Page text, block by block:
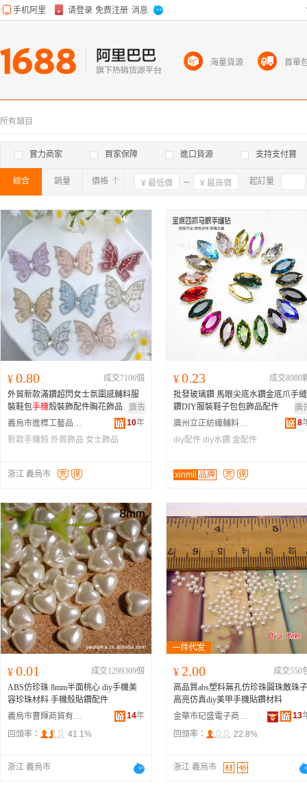
所有類目
實力商家 買家保障 進口貨源 支持支付寶
綜合 銷量 價格 確定 起訂量
¥ 0.80
成交7106個
外貿新款滿鑽超閃女士氛圍感輔料服
裝鞋包手機殼裝飾配件胸花飾品
廣告
義烏市進標工藝品有限公司
10年
新款手機殼 外貿飾品 女士飾品
浙江 義烏市
¥ 0.23
成交8980
批發玻璃鑽 馬眼尖底水鑽金底爪手縫
鑽DIY服裝鞋子包包飾品配件
廣
廣州立正紡織輔料有限公司
8
diy配件 diy水鑽 金配件
xinmil 品牌
¥ 0.01
成交1299309個
ABS仿珍珠 8mm半面桃心 diy手機美
容珍珠材料 手機殼貼鑽配件
義烏市曹輝商貿有限公司
14年
回頭率：
41.1%
浙江 義烏市
¥ 2.00
成交550
高品質abs塑料無孔仿珍珠圓珠散珠子
高亮仿真diy美甲手機貼鑽材料
金華市玘盛電子商務有限公司
13
回頭率：
22.8%
浙江 義烏市
海量貨源 首單